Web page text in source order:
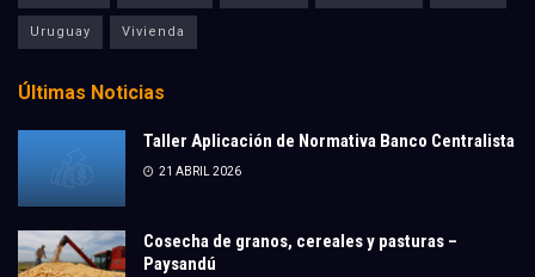
Uruguay Vivienda
Últimas Noticias
Taller Aplicación de Normativa Banco Centralista
21 ABRIL 2026
Cosecha de granos, cereales y pasturas –
Paysandú